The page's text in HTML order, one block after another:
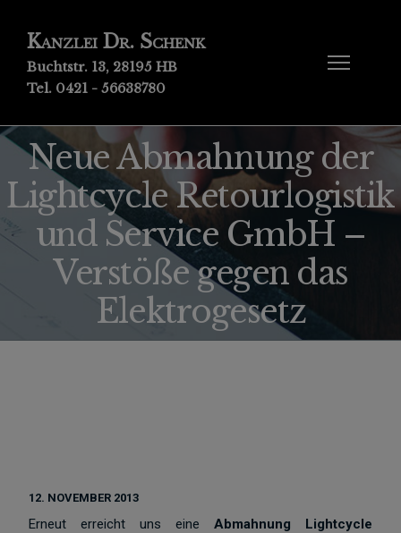
Kanzlei Dr. Schenk
Buchtstr. 13, 28195 HB
Tel. 0421 - 56638780
Neue Abmahnung der
Lightcycle Retourlogistik
und Service GmbH –
Verstöße gegen das
Elektrogesetz
12. NOVEMBER 2013
Erneut erreicht uns eine Abmahnung
Lightcycle